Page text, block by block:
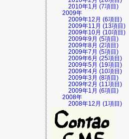
2010年1月 (7項目)
2009年
2009年12月 (6項目)
2009年11月 (13項目)
2009年10月 (10項目)
2009年9月 (5項目)
2009年8月 (2項目)
2009年7月 (5項目)
2009年6月 (25項目)
2009年5月 (19項目)
2009年4月 (10項目)
2009年3月 (8項目)
2009年2月 (11項目)
2009年1月 (6項目)
2008年
2008年12月 (1項目)